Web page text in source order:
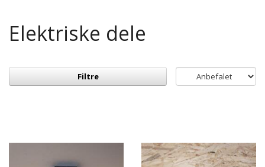
Elektriske dele
Filtre